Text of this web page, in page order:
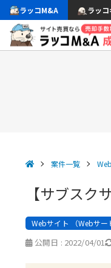
ラッコM&A ラッ
案件一覧
【サブス
Webサイト （Webサー
公開日 : 2022/04/01